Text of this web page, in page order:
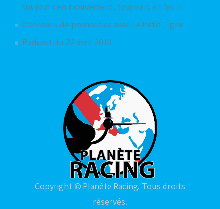
toujours en mouvement, toujours en feu »
Concours de pronostics avec Le Petit Tigre
Podcast du 22 avril 2010
Copyright © Planète Racing. Tous droits
réservés.